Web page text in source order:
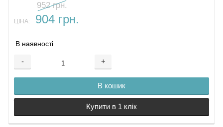
Тільки оригінальні запчастини Makita VC2512L – якість та
довговічність гарантовані.
комплектуючих.
Швидка доставка по всій Україні – Київ, Харків, Одеса,
Доступні ціни – вигідні умови без переплат.
Замовте прямо зараз і продовжіть термін служби вашого
952 грн.
ЦІНА: 904 грн.
В наявності
- +
В кошик
Купити в 1 клік